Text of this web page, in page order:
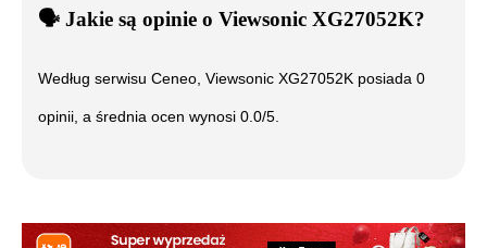
🗣️ ️ Jakie są opinie o Viewsonic XG27052K?
Według serwisu Ceneo, Viewsonic XG27052K posiada 0
opinii, a średnia ocen wynosi 0.0/5.